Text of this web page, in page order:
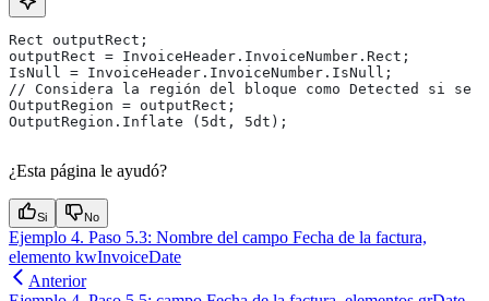
Rect outputRect;
outputRect = InvoiceHeader.InvoiceNumber.Rect;
IsNull = InvoiceHeader.InvoiceNumber.IsNull;
// Considera la región del bloque como Detected si se
OutputRegion = outputRect;
OutputRegion.Inflate (5dt, 5dt);
¿Esta página le ayudó?
Si No
Ejemplo 4. Paso 5.3: Nombre del campo Fecha de la factura,
elemento kwInvoiceDate
Anterior